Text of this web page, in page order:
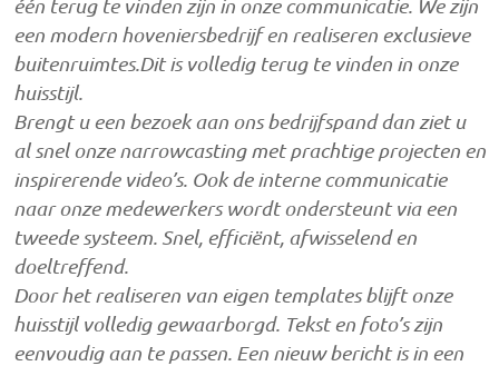
één terug te vinden zijn in onze communicatie. We zijn
een modern hoveniersbedrijf en realiseren exclusieve
buitenruimtes.Dit is volledig terug te vinden in onze
huisstijl.
Brengt u een bezoek aan ons bedrijfspand dan ziet u
al snel onze narrowcasting met prachtige projecten en
inspirerende video’s. Ook de interne communicatie
naar onze medewerkers wordt ondersteunt via een
tweede systeem. Snel, efficiënt, afwisselend en
doeltreffend.
Door het realiseren van eigen templates blijft onze
huisstijl volledig gewaarborgd. Tekst en foto’s zijn
eenvoudig aan te passen. Een nieuw bericht is in een